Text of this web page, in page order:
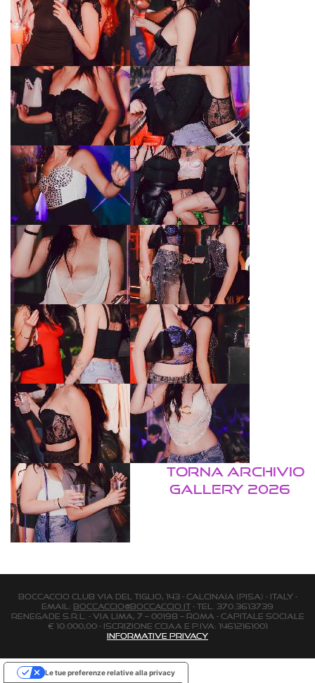
TORNA ARCHIVIO
GALLERY 2026
BOCCACCIO CLUB via Del Tiglio, 143 - Calcinaia (Pisa) - Italy -
email: boccaccio@boccaccio.it - Tel. 370.3613739
Renegade s.r.l. - Via Lima, 7 – 00198 – Roma - Capitale Sociale
€ 10.000,00 - Iscrizione Cciaa e P.Iva: 14612161001
Informative Privacy
Le tue preferenze relative alla privacy